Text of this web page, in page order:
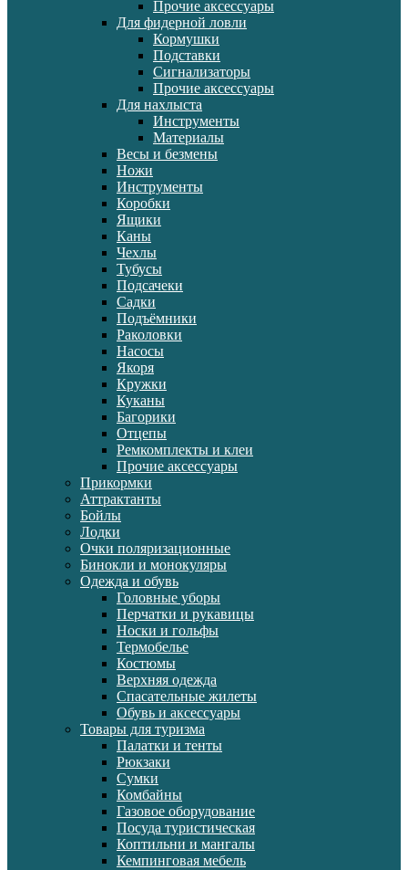
Прочие аксессуары
Для фидерной ловли
Кормушки
Подставки
Сигнализаторы
Прочие аксессуары
Для нахлыста
Инструменты
Материалы
Весы и безмены
Ножи
Инструменты
Коробки
Ящики
Каны
Чехлы
Тубусы
Подсачеки
Садки
Подъёмники
Раколовки
Насосы
Якоря
Кружки
Куканы
Багорики
Отцепы
Ремкомплекты и клеи
Прочие аксессуары
Прикормки
Аттрактанты
Бойлы
Лодки
Очки поляризационные
Бинокли и монокуляры
Одежда и обувь
Головные уборы
Перчатки и рукавицы
Носки и гольфы
Термобелье
Костюмы
Верхняя одежда
Спасательные жилеты
Обувь и аксессуары
Товары для туризма
Палатки и тенты
Рюкзаки
Сумки
Комбайны
Газовое оборудование
Посуда туристическая
Коптильни и мангалы
Кемпинговая мебель